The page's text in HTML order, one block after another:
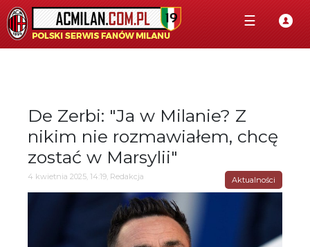
☰
De Zerbi: "Ja w Milanie? Z
nikim nie rozmawiałem, chcę
zostać w Marsylii"
4 kwietnia 2025, 14:19, Redakcja Aktualności